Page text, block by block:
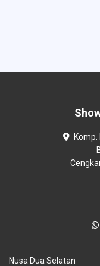
Nusa Dua Selatan